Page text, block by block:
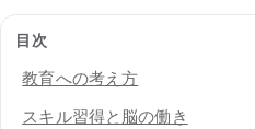
目次
教育への考え方
スキル習得と脳の働き